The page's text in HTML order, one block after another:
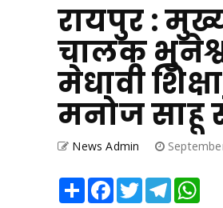
रायपुर :
चालक
मेधावी
मनोज साहू
News Admin
Share Facebook
TwitterTelegram